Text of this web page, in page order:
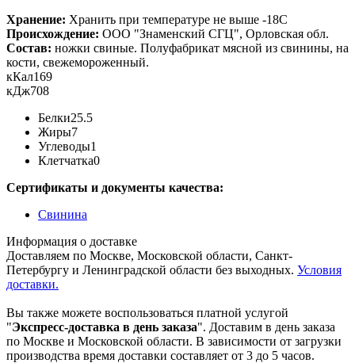
Хранение: Хранить при температуре не выше -18С
Происхождение: ООО "Знаменский СГЦ", Орловская обл.
Состав: ножки свиные. Полуфабрикат мясной из свинины, на
кости, свежемороженный.
кКал169
кДж708
Белки25.5
Жиры7
Углеводы1
Клетчатка0
Сертификаты и документы качества:
Свинина
Информация о доставке
Доставляем по Москве, Московской области, Санкт-
Петербургу и Ленинградской области без выходных. Условия
доставки.
Вы также можете воспользоваться платной услугой
"Экспресс-доставка в день заказа". Доставим в день заказа
по Москве и Московской области. В зависимости от загрузки
производства время доставки составляет от 3 до 5 часов.